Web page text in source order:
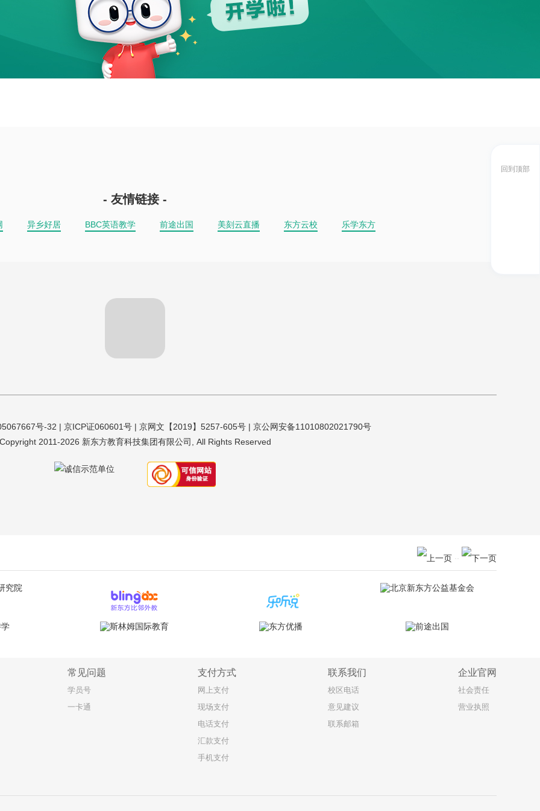
- 友情链接 -
异乡好居 BBC英语教学 前途出国 美刻云直播 东方云校 乐学东方
号-32 | 京ICP证060601号 | 京网文【2019】5257-605号 | 京公网安备11010802021790号
2011-2026 新东方教育科技集团有限公司, All Rights Reserved
回到顶部
··
常见问题
学员号
一卡通
支付方式
网上支付
现场支付
电话支付
汇款支付
手机支付
联系我们
校区电话
意见建议
联系邮箱
企业官网
社会责任
营业执照